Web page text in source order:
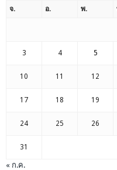
จ. อ. พ.
3 4 5
10 11 12
17 18 19
24 25 26
31
« ก.ค.